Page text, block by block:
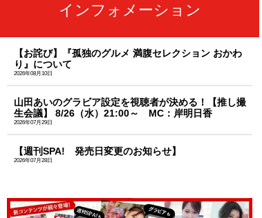
インフォメーション
【お詫び】『孤独のグルメ 満腹セレクション おかわ
り』について
2026年08月10日
山田あいのグラビア設定を視聴者が決める！【推し撮
生会議】 8/26（水）21:00～ MC：岸明日香
2026年07月29日
【週刊SPA! 発売日変更のお知らせ】
2026年07月28日